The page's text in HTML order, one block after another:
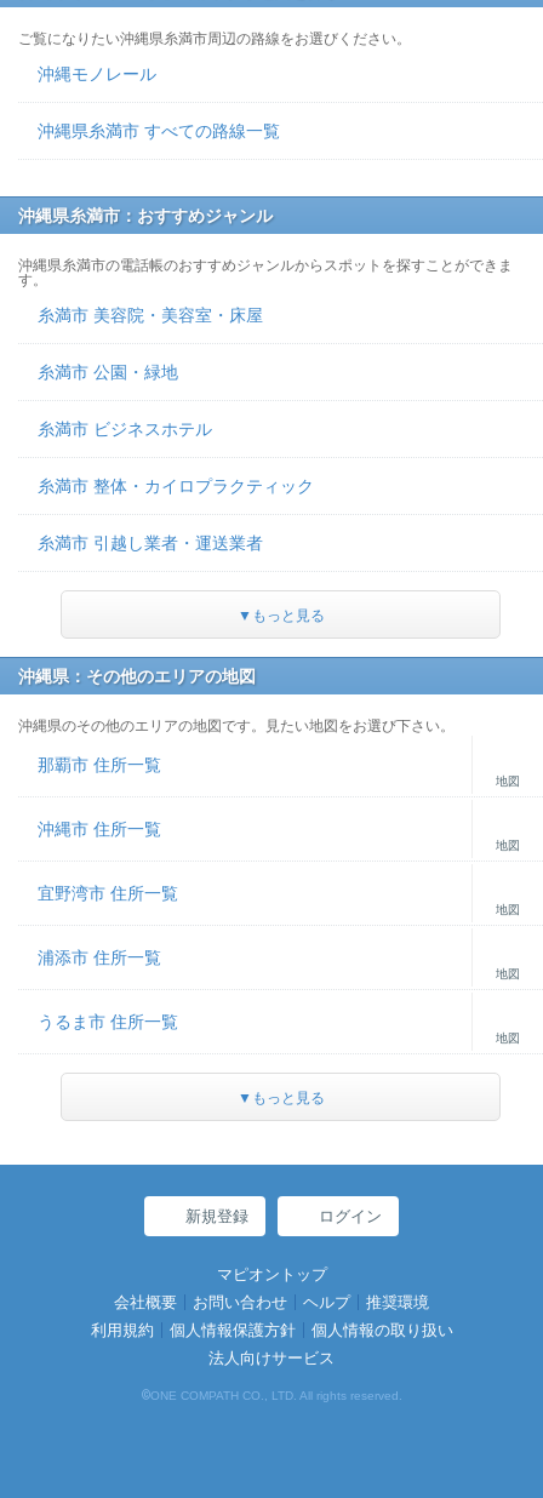
ご覧になりたい沖縄県糸満市周辺の路線をお選びください。
沖縄モノレール
沖縄県糸満市 すべての路線一覧
沖縄県糸満市：おすすめジャンル
沖縄県糸満市の電話帳のおすすめジャンルからスポットを探すことができま
す。
糸満市 美容院・美容室・床屋
糸満市 公園・緑地
糸満市 ビジネスホテル
糸満市 整体・カイロプラクティック
糸満市 引越し業者・運送業者
▼もっと見る
沖縄県：その他のエリアの地図
沖縄県のその他のエリアの地図です。見たい地図をお選び下さい。
那覇市 住所一覧
地図
沖縄市 住所一覧
地図
宜野湾市 住所一覧
地図
浦添市 住所一覧
地図
うるま市 住所一覧
地図
▼もっと見る
新規登録 ログイン
マピオントップ
会社概要
お問い合わせ ヘルプ
推奨環境
利用規約
個人情報保護方針
個人情報の取り扱い
法人向けサービス
©ONE COMPATH CO., LTD. All rights reserved.